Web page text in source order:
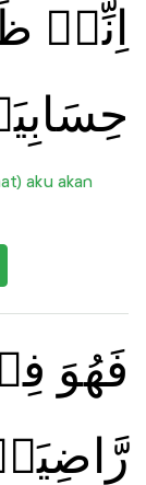
اِنِّىۡ
aku akan
فَهُوَ